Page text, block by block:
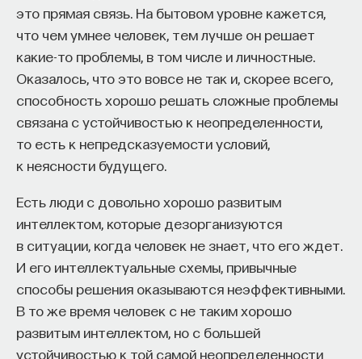
это прямая связь. На бытовом уровне кажется,
что чем умнее человек, тем лучше он решает
какие-то проблемы, в том числе и личностные.
Оказалось, что это вовсе не так и, скорее всего,
способность хорошо решать сложные проблемы
связана с устойчивостью к неопределенности,
то есть к непредсказуемости условий,
к неясности будущего.
Есть люди с довольно хорошо развитым
интеллектом, которые дезорганизуются
в ситуации, когда человек не знает, что его ждет.
И его интеллектуальные схемы, привычные
способы решения оказываются неэффективными.
В то же время человек с не таким хорошо
развитым интеллектом, но с большей
устойчивостью к той самой неопределенности